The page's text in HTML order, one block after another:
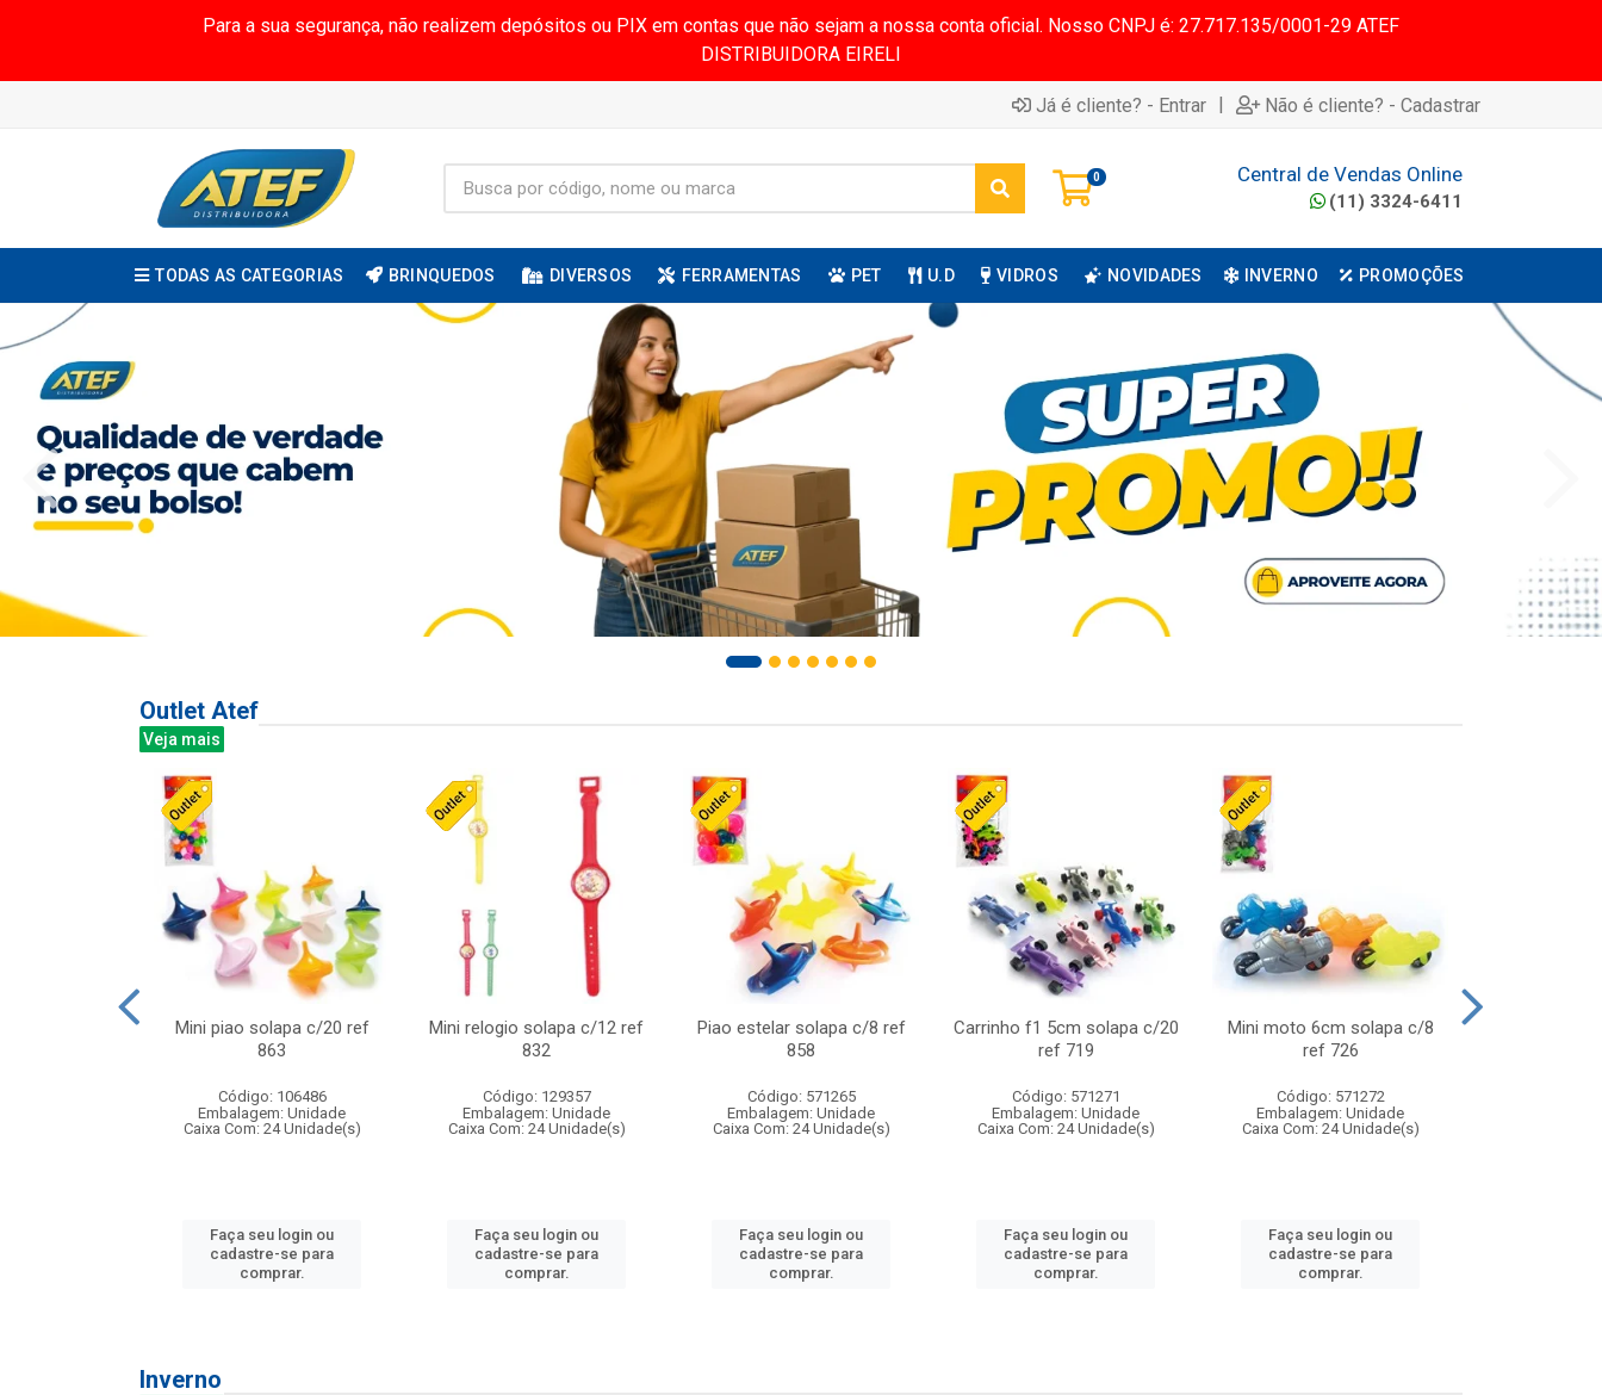
Para a sua segurança, não realizem depósitos ou PIX em contas que não sejam a nossa conta oficial. Nosso CNPJ é: 27.717.135/0001-29 ATEF
DISTRIBUIDORA EIRELI
Já é cliente? - Entrar | Não é cliente? - Cadastrar
0 Central de Vendas Online
(11) 3324-6411
TODAS AS CATEGORIAS BRINQUEDOS DIVERSOS FERRAMENTAS PET U.D VIDROS NOVIDADES INVERNO PROMOÇÕES
Outlet Atef
Veja mais
Mini piao solapa c/20 ref
863
Código: 106486
Embalagem: Unidade
Caixa Com: 24 Unidade(s)
Faça seu login ou
cadastre-se para
comprar.
Mini relogio solapa c/12 ref
832
Código: 129357
Embalagem: Unidade
Caixa Com: 24 Unidade(s)
Faça seu login ou
cadastre-se para
comprar.
Piao estelar solapa c/8 ref
858
Código: 571265
Embalagem: Unidade
Caixa Com: 24 Unidade(s)
Faça seu login ou
cadastre-se para
comprar.
Carrinho f1 5cm solapa c/20
ref 719
Código: 571271
Embalagem: Unidade
Caixa Com: 24 Unidade(s)
Faça seu login ou
cadastre-se para
comprar.
Mini moto 6cm solapa c/8
ref 726
Código: 571272
Embalagem: Unidade
Caixa Com: 24 Unidade(s)
Faça seu login ou
cadastre-se para
comprar.
Inverno